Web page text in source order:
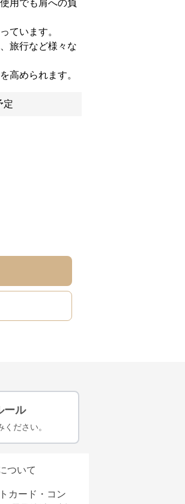
用でも肩への負
ています。
旅行など様々な
高められます。
定
ール
ださい。
ついて
カード・コン